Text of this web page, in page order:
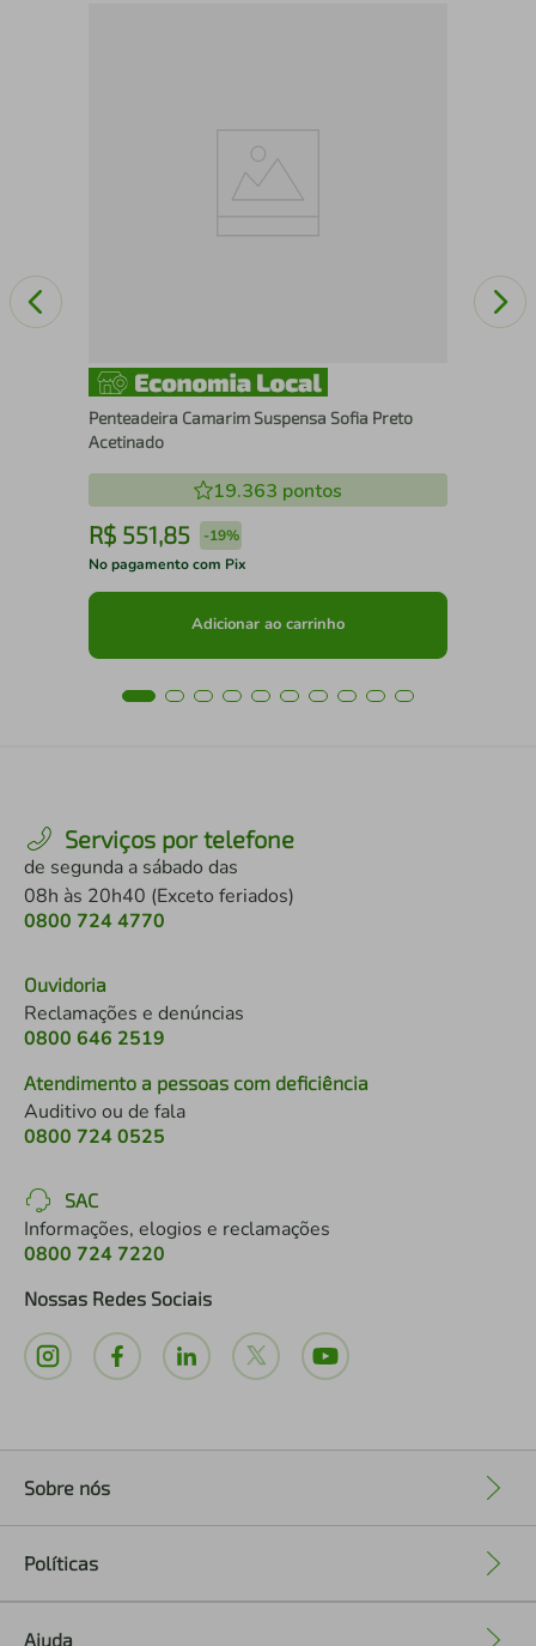
Penteadeira Camarim Suspensa Sofia Preto
Acetinado
19.363 pontos
R$ 551,85 -19%
No pagamento com Pix
Adicionar ao carrinho
Serviços por telefone
de segunda a sábado das
08h às 20h40 (Exceto feriados)
0800 724 4770
Ouvidoria
Reclamações e denúncias
0800 646 2519
Atendimento a pessoas com deficiência
Auditivo ou de fala
0800 724 0525
SAC
Informações, elogios e reclamações
0800 724 7220
Nossas Redes Sociais
Sobre nós
Políticas
Ajuda